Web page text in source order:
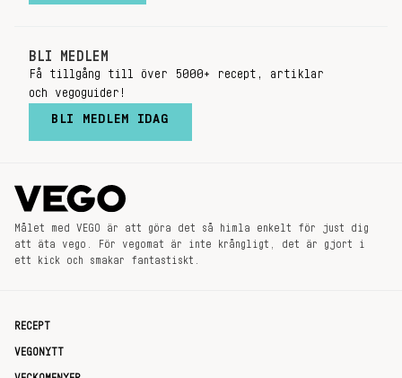
BLI MEDLEM
Få tillgång till över 5000+ recept, artiklar
och vegoguider!
BLI MEDLEM IDAG
Målet med VEGO är att göra det så himla enkelt för just dig
att äta vego. För vegomat är inte krångligt, det är gjort i
ett kick och smakar fantastiskt.
RECEPT
VEGONYTT